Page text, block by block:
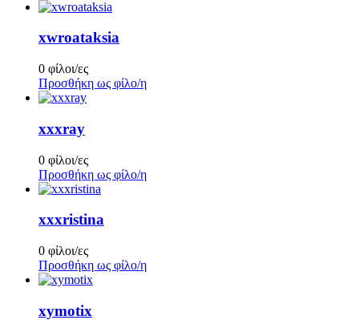
xwroataksia
0 φίλοι/ες
Προσθήκη ως φίλο/η
xxxray
0 φίλοι/ες
Προσθήκη ως φίλο/η
xxxristina
0 φίλοι/ες
Προσθήκη ως φίλο/η
xymotix